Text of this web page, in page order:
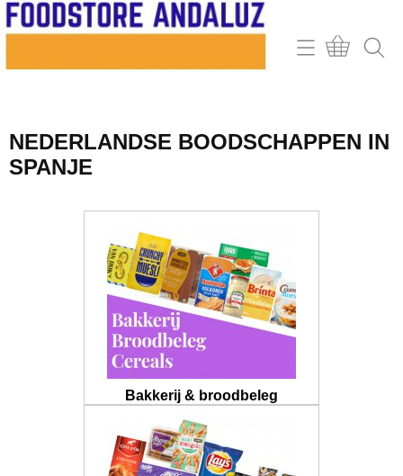
Home
Contact
Mijn account
Retour & klachten
NEDERLANDSE BOODSCHAPPEN IN
SPANJE
Bakkerij & broodbeleg